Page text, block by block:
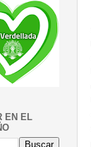
EN EL